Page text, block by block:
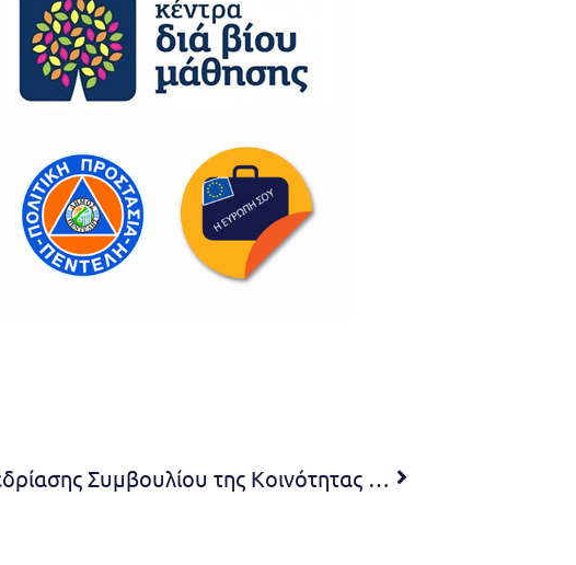
Πρόσκληση 5ης Συνεδρίασης Συμβουλίου της Κοινότητας Νέας Πεντέλης του Δήμου Πεντέλης 2023